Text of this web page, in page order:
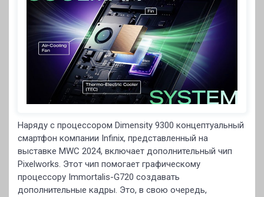
Наряду с процессором Dimensity 9300 концептуальный
смартфон компании Infinix, представленный на
выставке MWC 2024, включает дополнительный чип
Pixelworks. Этот чип помогает графическому
процессору Immortalis-G720 создавать
дополнительные кадры. Это, в свою очередь,